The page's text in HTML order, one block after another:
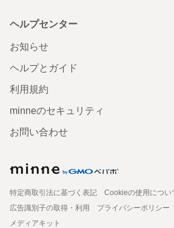
ヘルプセンター
お知らせ
ヘルプとガイド
利用規約
minneのセキュリティ
お問い合わせ
特定商取引法に基づく表記
Cookieの使用につい
広告識別子の取得・利用
プライバシーポリシー
メディアキット